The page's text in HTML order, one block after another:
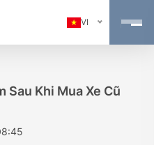
VI
Sau Khi Mua Xe Cũ